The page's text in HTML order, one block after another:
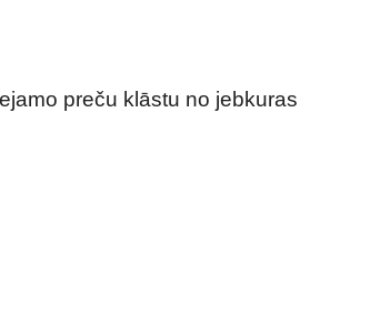
preču klāstu no jebkuras